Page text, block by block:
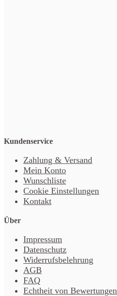
Kundenservice
Zahlung & Versand
Mein Konto
Wunschliste
Cookie Einstellungen
Kontakt
Über
Impressum
Datenschutz
Widerrufsbelehrung
AGB
FAQ
Echtheit von Bewertungen